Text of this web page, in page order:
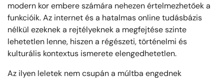
modern kor embere számára nehezen értelmezhetőek a
funkcióik. Az internet és a hatalmas online tudásbázis
nélkül ezeknek a rejtélyeknek a megfejtése szinte
lehetetlen lenne, hiszen a régészeti, történelmi és
kulturális kontextus ismerete elengedhetetlen.
Az ilyen leletek nem csupán a múltba engednek